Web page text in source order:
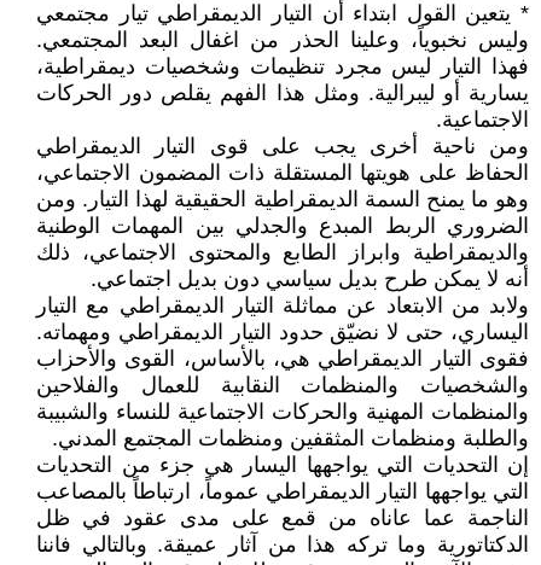
* يتعين القول ابتداء أن التيار الديمقراطي تيار مجتمعي
وليس نخبوياً، وعلينا الحذر من اغفال البعد المجتمعي.
فهذا التيار ليس مجرد تنظيمات وشخصيات ديمقراطية،
يسارية أو ليبرالية. ومثل هذا الفهم يقلص دور الحركات
الاجتماعية.
ومن ناحية أخرى يجب على قوى التيار الديمقراطي
الحفاظ على هويتها المستقلة ذات المضمون الاجتماعي،
وهو ما يمنح السمة الديمقراطية الحقيقية لهذا التيار. ومن
الضروري الربط المبدع والجدلي بين المهمات الوطنية
والديمقراطية وابراز الطابع والمحتوى الاجتماعي، ذلك
أنه لا يمكن طرح بديل سياسي دون بديل اجتماعي.
ولابد من الابتعاد عن مماثلة التيار الديمقراطي مع التيار
اليساري، حتى لا نضيّق حدود التيار الديمقراطي ومهماته.
فقوى التيار الديمقراطي هي، بالأساس، القوى والأحزاب
والشخصيات والمنظمات النقابية للعمال والفلاحين
والمنظمات المهنية والحركات الاجتماعية للنساء والشبيبة
والطلبة ومنظمات المثقفين ومنظمات المجتمع المدني.
إن التحديات التي يواجهها اليسار هي جزء من التحديات
التي يواجهها التيار الديمقراطي عموماً، ارتباطاً بالمصاعب
الناجمة عما عاناه من قمع على مدى عقود في ظل
الدكتاتورية وما تركه هذا من آثار عميقة. وبالتالي فاننا